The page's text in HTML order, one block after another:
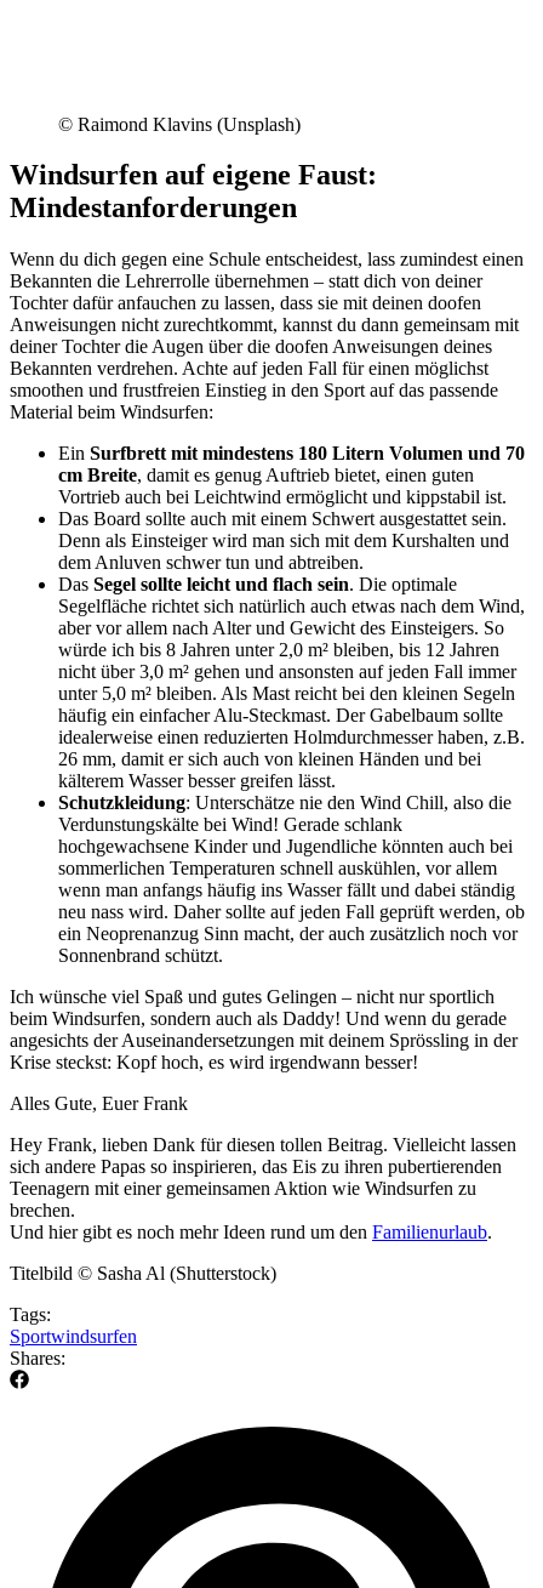
© Raimond Klavins (Unsplash)
Windsurfen auf eigene Faust:
Mindestanforderungen
Wenn du dich gegen eine Schule entscheidest, lass zumindest einen
Bekannten die Lehrerrolle übernehmen – statt dich von deiner
Tochter dafür anfauchen zu lassen, dass sie mit deinen doofen
Anweisungen nicht zurechtkommt, kannst du dann gemeinsam mit
deiner Tochter die Augen über die doofen Anweisungen deines
Bekannten verdrehen. Achte auf jeden Fall für einen möglichst
smoothen und frustfreien Einstieg in den Sport auf das passende
Material beim Windsurfen:
Ein Surfbrett mit mindestens 180 Litern Volumen und 70
cm Breite, damit es genug Auftrieb bietet, einen guten
Vortrieb auch bei Leichtwind ermöglicht und kippstabil ist.
Das Board sollte auch mit einem Schwert ausgestattet sein.
Denn als Einsteiger wird man sich mit dem Kurshalten und
dem Anluven schwer tun und abtreiben.
Das Segel sollte leicht und flach sein. Die optimale
Segelfläche richtet sich natürlich auch etwas nach dem Wind,
aber vor allem nach Alter und Gewicht des Einsteigers. So
würde ich bis 8 Jahren unter 2,0 m² bleiben, bis 12 Jahren
nicht über 3,0 m² gehen und ansonsten auf jeden Fall immer
unter 5,0 m² bleiben. Als Mast reicht bei den kleinen Segeln
häufig ein einfacher Alu-Steckmast. Der Gabelbaum sollte
idealerweise einen reduzierten Holmdurchmesser haben, z.B.
26 mm, damit er sich auch von kleinen Händen und bei
kälterem Wasser besser greifen lässt.
Schutzkleidung: Unterschätze nie den Wind Chill, also die
Verdunstungskälte bei Wind! Gerade schlank
hochgewachsene Kinder und Jugendliche könnten auch bei
sommerlichen Temperaturen schnell auskühlen, vor allem
wenn man anfangs häufig ins Wasser fällt und dabei ständig
neu nass wird. Daher sollte auf jeden Fall geprüft werden, ob
ein Neoprenanzug Sinn macht, der auch zusätzlich noch vor
Sonnenbrand schützt.
Ich wünsche viel Spaß und gutes Gelingen – nicht nur sportlich
beim Windsurfen, sondern auch als Daddy! Und wenn du gerade
angesichts der Auseinandersetzungen mit deinem Sprössling in der
Krise steckst: Kopf hoch, es wird irgendwann besser!
Alles Gute, Euer Frank
Hey Frank, lieben Dank für diesen tollen Beitrag. Vielleicht lassen
sich andere Papas so inspirieren, das Eis zu ihren pubertierenden
Teenagern mit einer gemeinsamen Aktion wie Windsurfen zu
brechen.
Und hier gibt es noch mehr Ideen rund um den Familienurlaub.
Titelbild © Sasha Al (Shutterstock)
Tags:
Sportwindsurfen
Shares: